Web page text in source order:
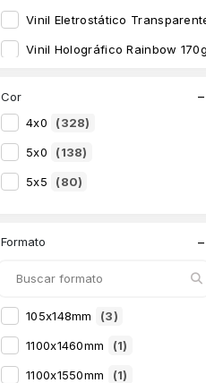
Adesivo Vidro Traseiro (2)
Cartela Adesivo Resinado
Faixa Decorativa Nuvens (1)
Faixa Decorativa Princesa
Faixa Decorativa Príncipe
Faixa Decorativa Safári
Vinil Eletrostático
Vinil Holográfico Rainbow 170g
Cor
−
4x0 (328)
5x0 (138)
5x5 (80)
Formato −
105x148mm (3)
1100x1460mm (1)
1100x1550mm (1)